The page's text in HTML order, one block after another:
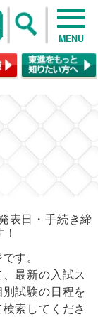
MENU
表日・手続き締
す。
最新の入試ス
試験の日程を
索してくださ